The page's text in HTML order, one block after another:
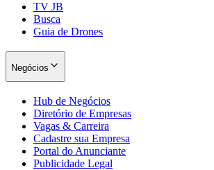
São Paulo
TV JB
Busca
Guia de Drones
Negócios
Hub de Negócios
Diretório de Empresas
Vagas & Carreira
Cadastre sua Empresa
Portal do Anunciante
Publicidade Legal